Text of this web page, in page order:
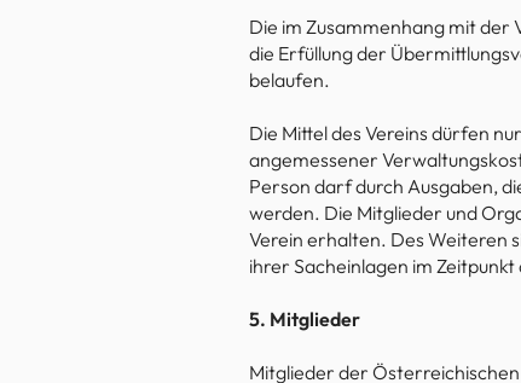
Die im Zusammenhang mit
die Erfüllung der
belaufen.
Die Mittel des Vereins dürfen
angemessener
Person darf durch Ausgaben,
werden. Die Mitglieder und
Verein erhalten. Des Weiteren
ihrer Sacheinlagen im
5. Mitglieder
Mitglieder der